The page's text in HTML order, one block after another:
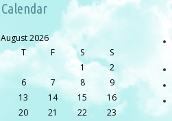
Calendar
August 2026
T F S S
1
2
6 7 8
9
13 14 15
16
20 21 22
23